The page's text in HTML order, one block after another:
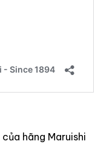
của hãng Maruishi